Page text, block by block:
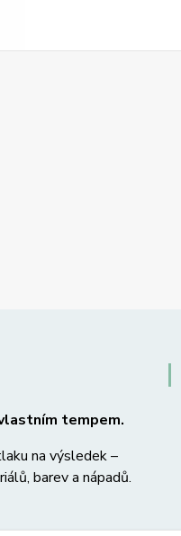
tempem.
na výsledek –
barev a nápadů.